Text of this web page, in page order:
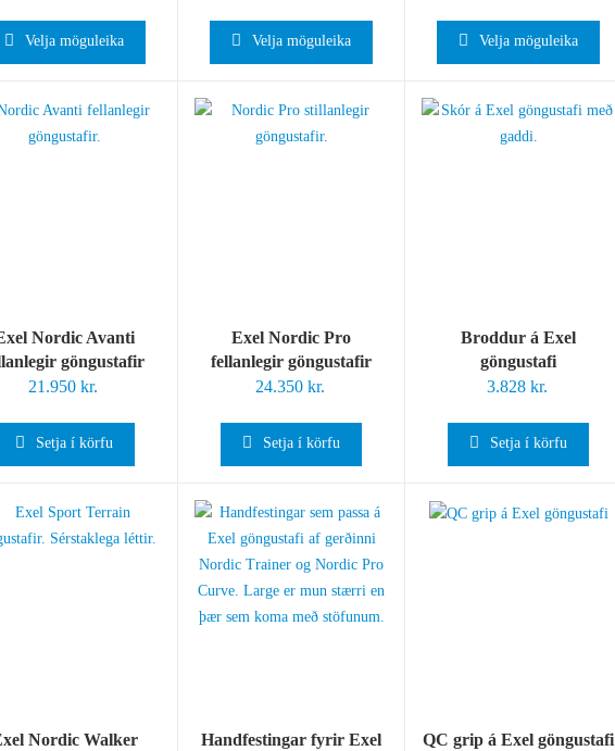
Velja möguleika Velja möguleika Velja möguleika
Nordic Avanti
göngustafir
21.950 kr.
Setja í körfu
Exel Nordic Pro
fellanlegir göngustafir
24.350 kr.
Setja í körfu
Broddur á Exel
göngustafi
3.828 kr.
Setja í körfu
Nordic Walker
Handfestingar fyrir Exel
QC grip á Exel göngustafi